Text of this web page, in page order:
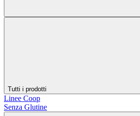
Tutti i prodotti
Linee Coop
Senza Glutine